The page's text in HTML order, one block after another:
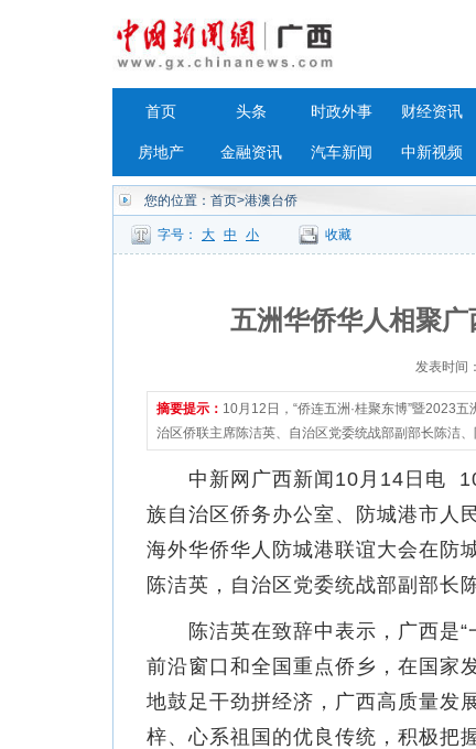
首页 头条 时政外事 财经资讯
房地产 金融资讯 汽车新闻 中新视频
您的位置： 首页>港澳台侨
字号： 大 中 小 收藏
五洲华侨华人相聚
发表时间
摘要提示： 10月12日，“侨连五洲·桂聚东博”暨2023
治区侨联主席陈洁英、自治区党委统战部副部长陈洁
中新网广西新闻10月14日电 10
族自治区侨务办公室、防城港市人
海外华侨华人防城港联谊大会在防
陈洁英，自治区党委统战部副部长
陈洁英在致辞中表示，广西是“
前沿窗口和全国重点侨乡，在国家
地鼓足干劲拼经济，广西高质量发
梓、心系祖国的优良传统，积极把